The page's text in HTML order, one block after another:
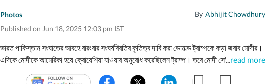
Photos By Abhijit Chowdhury
Published on Jun 18, 2025 12:03 pm IST
ভারত পাকিস্তান সংঘাতের আবহে বারংবার সংঘর্ষবিরতির কৃতিত্ব দাবি করা ডোনাল্ড ট্রাম্পকে কড়া জবাব মোদীর।
এদিকে মোদীকে আমেরিকা হয়ে ক্রোয়েশিয়া যাওয়ার অনুরোধ করেছিলেন ট্রাম্প। তবে মোদী সেই অনুরোধ রক্ষা
...read more